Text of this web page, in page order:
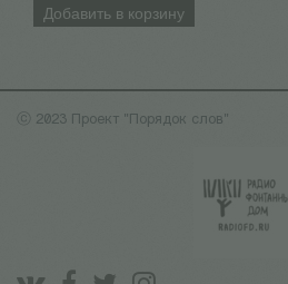
Добавить в корзину
ⓒ 2023 Проект "Порядок слов"